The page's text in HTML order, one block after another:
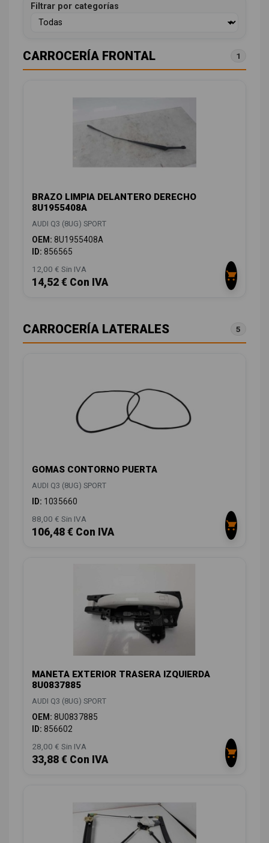
Filtrar por categorías
CARROCERÍA FRONTAL 1
BRAZO LIMPIA DELANTERO DERECHO
8U1955408A
AUDI Q3 (8UG) SPORT
OEM: 8U1955408A
ID: 856565
12,00 € Sin IVA
14,52 € Con IVA
CARROCERÍA LATERALES 5
GOMAS CONTORNO PUERTA
AUDI Q3 (8UG) SPORT
ID: 1035660
88,00 € Sin IVA
106,48 € Con IVA
MANETA EXTERIOR TRASERA IZQUIERDA
8U0837885
AUDI Q3 (8UG) SPORT
OEM: 8U0837885
ID: 856602
28,00 € Sin IVA
33,88 € Con IVA